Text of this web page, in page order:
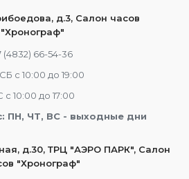
д.3, Салон часов
"Хронограф"
(4832) 66-54-36
с 10:00 до 19:00
с 10:00 до 17:00
ПН, ЧТ, ВС - выходные дни
д.30, ТРЦ "АЭРО ПАРК", Салон
"Хронограф"